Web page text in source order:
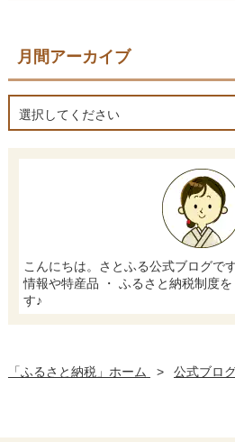
月間アーカイブ
選択してください
こんにちは。さとふる公式ブログで
情報や特産品 ・ ふるさと納税制度
す♪
「ふるさと納税」ホーム > 公式ブロ